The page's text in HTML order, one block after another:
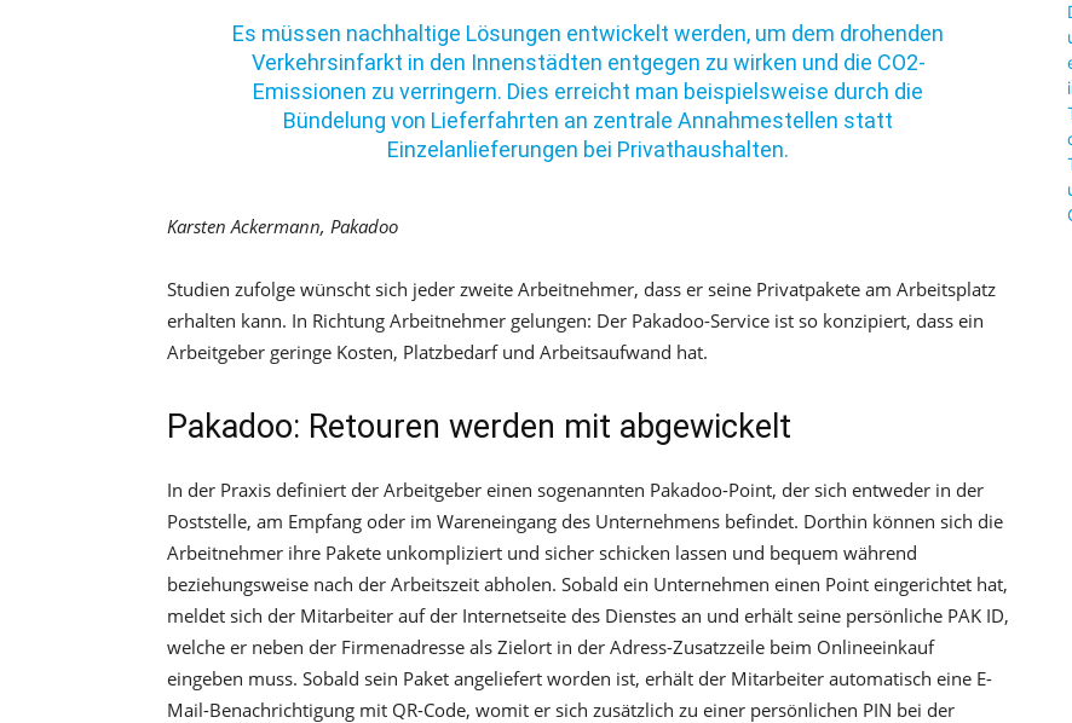
Es müssen nachhaltige Lösungen entwickelt werden, um dem drohenden
Verkehrsinfarkt in den Innenstädten entgegen zu wirken und die CO2-
Emissionen zu verringern. Dies erreicht man beispielsweise durch die
Bündelung von Lieferfahrten an zentrale Annahmestellen statt
Einzelanlieferungen bei Privathaushalten.
Karsten Ackermann, Pakadoo
Studien zufolge wünscht sich jeder zweite Arbeitnehmer, dass er seine Privatpakete am Arbeitsplatz
erhalten kann. In Richtung Arbeitnehmer gelungen: Der Pakadoo-Service ist so konzipiert, dass ein
Arbeitgeber geringe Kosten, Platzbedarf und Arbeitsaufwand hat.
Pakadoo: Retouren werden mit abgewickelt
In der Praxis definiert der Arbeitgeber einen sogenannten Pakadoo-Point, der sich entweder in der
Poststelle, am Empfang oder im Wareneingang des Unternehmens befindet. Dorthin können sich die
Arbeitnehmer ihre Pakete unkompliziert und sicher schicken lassen und bequem während
beziehungsweise nach der Arbeitszeit abholen. Sobald ein Unternehmen einen Point eingerichtet hat,
meldet sich der Mitarbeiter auf der Internetseite des Dienstes an und erhält seine persönliche PAK ID,
welche er neben der Firmenadresse als Zielort in der Adress-Zusatzzeile beim Onlineeinkauf
eingeben muss. Sobald sein Paket angeliefert worden ist, erhält der Mitarbeiter automatisch eine E-
Mail-Benachrichtigung mit QR-Code, womit er sich zusätzlich zu einer persönlichen PIN bei der